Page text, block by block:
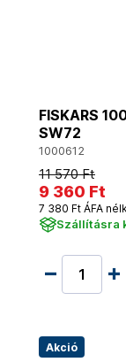
FISKARS
SW72
1000612
11 570 Ft
9 360 Ft
7 380 Ft ÁFA
Szállításra
Akció